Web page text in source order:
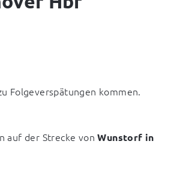
Folgeverspätungen kommen.
auf der Strecke von Wunstorf in